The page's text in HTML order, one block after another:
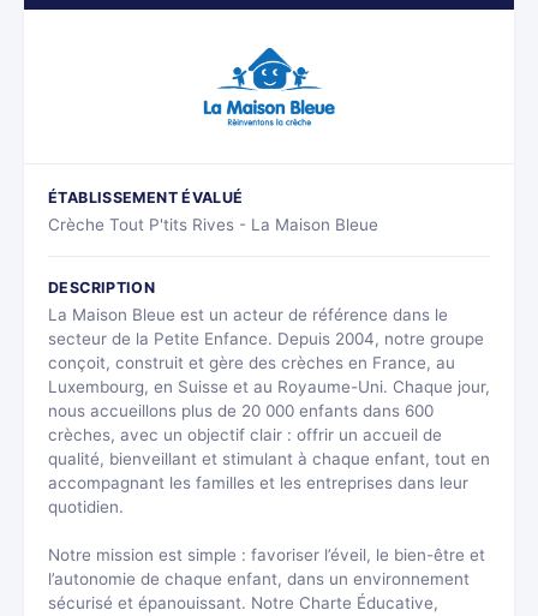
ÉTABLISSEMENT ÉVALUÉ
Crèche Tout P'tits Rives - La Maison Bleue
DESCRIPTION
La Maison Bleue est un acteur de référence dans le
secteur de la Petite Enfance. Depuis 2004, notre groupe
conçoit, construit et gère des crèches en France, au
Luxembourg, en Suisse et au Royaume-Uni. Chaque jour,
nous accueillons plus de 20 000 enfants dans 600
crèches, avec un objectif clair : offrir un accueil de
qualité, bienveillant et stimulant à chaque enfant, tout en
accompagnant les familles et les entreprises dans leur
quotidien.
Notre mission est simple : favoriser l’éveil, le bien-être et
l’autonomie de chaque enfant, dans un environnement
sécurisé et épanouissant. Notre Charte Éducative,